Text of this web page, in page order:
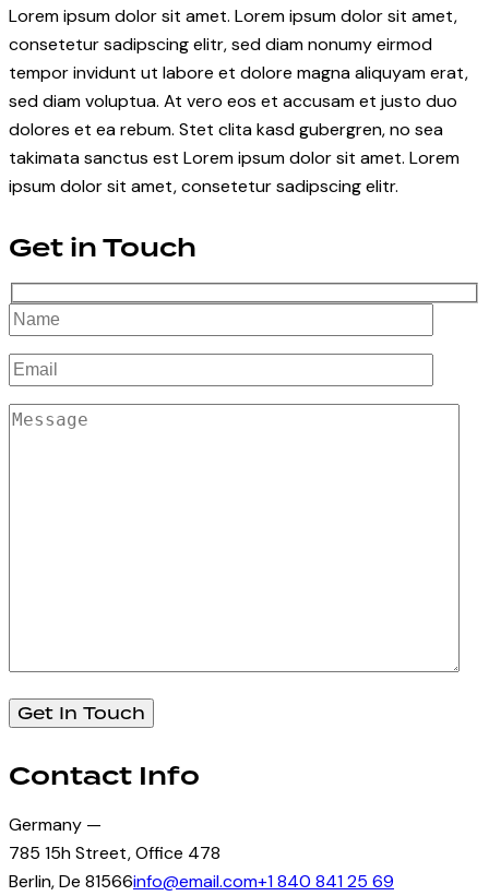
Lorem ipsum dolor sit amet. Lorem ipsum dolor sit amet,
consetetur sadipscing elitr, sed diam nonumy eirmod
tempor invidunt ut labore et dolore magna aliquyam erat,
sed diam voluptua. At vero eos et accusam et justo duo
dolores et ea rebum. Stet clita kasd gubergren, no sea
takimata sanctus est Lorem ipsum dolor sit amet. Lorem
ipsum dolor sit amet, consetetur sadipscing elitr.
Get in Touch
Contact Info
Germany —
785 15h Street, Office 478
Berlin, De 81566info@email.com+1 840 841 25 69